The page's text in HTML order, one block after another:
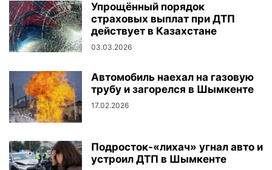
Упрощённый порядок
страховых выплат при ДТП
действует в Казахстане
03.03.2026
Автомобиль наехал на газовую
трубу и загорелся в Шымкенте
17.02.2026
Подросток-«лихач» угнал авто и
устроил ДТП в Шымкенте